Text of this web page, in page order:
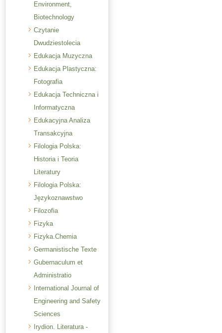
Environment,
Biotechnology
Czytanie
Dwudziestolecia
Edukacja Muzyczna
Edukacja Plastyczna:
Fotografia
Edukacja Techniczna i
Informatyczna
Edukacyjna Analiza
Transakcyjna
Filologia Polska:
Historia i Teoria
Literatury
Filologia Polska:
Językoznawstwo
Filozofia
Fizyka
Fizyka.Chemia
Germanistische Texte
Gubernaculum et
Administratio
International Journal of
Engineering and Safety
Sciences
Irydion. Literatura -